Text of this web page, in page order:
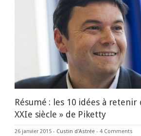
Résumé : les 10 idées à retenir
XXIe siècle » de Piketty
26 janvier 2015 - Custin d'Astrée - 4 Comments